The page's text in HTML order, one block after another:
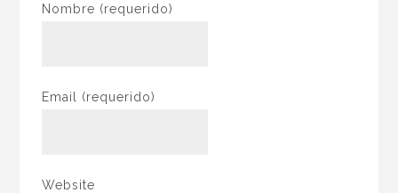
Nombre (requerido)
Email (requerido)
Website